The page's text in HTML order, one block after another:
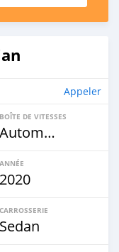
Appeler
BOÎTE DE VITESSES
Automatique
ANNÉE
2020
CARROSSERIE
Sedan